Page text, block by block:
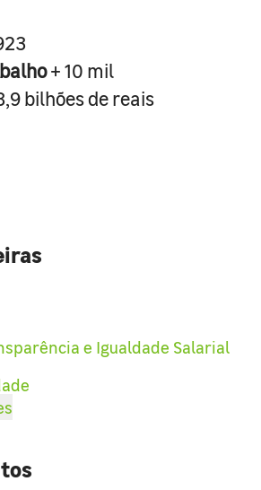
+ 10 mil
bilhões de reais
e Igualdade Salarial